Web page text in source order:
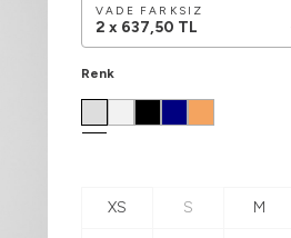
VADE FARKSIZ
2 x 637,50 TL
Renk
XS S M